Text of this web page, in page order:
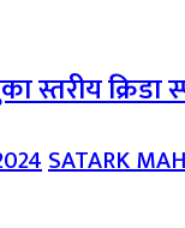
क्रिडा
SATARK